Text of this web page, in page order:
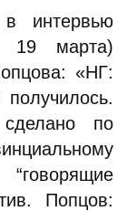
интервью
19 марта)
«НГ:
по
Попцов: